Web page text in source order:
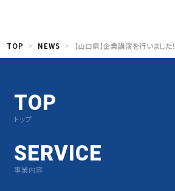
TOP NEWS 【山口県】企業講演を行いました！
TOP
トップ
SERVICE
事業内容